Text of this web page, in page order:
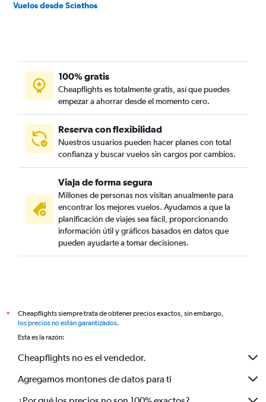
Vuelos desde Scíathos
100% gratis
Cheapflights es totalmente gratis, así que puedes
empezar a ahorrar desde el momento cero.
Reserva con flexibilidad
Nuestros usuarios pueden hacer planes con total
confianza y buscar vuelos sin cargos por cambios.
Viaja de forma segura
Millones de personas nos visitan anualmente para
encontrar los mejores vuelos. Ayudamos a que la
planificación de viajes sea fácil, proporcionando
información útil y gráficos basados en datos que
pueden ayudarte a tomar decisiones.
*
Cheapflights siempre trata de obtener precios exactos, sin embargo,
los precios no están garantizados.
Esta es la razón:
Cheapflights no es el vendedor.
Agregamos montones de datos para ti